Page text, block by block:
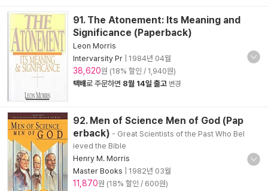
91. The Atonement: Its Meaning and
Significance (Paperback)
Leon Morris
Intervarsity Pr
1984년 04월
38,620원 (18% 할인 / 1,940원)
택배로 주문하면 8월 14일 출고 변경
92. Men of Science Men of God (Pap
erback) - Great Scientists of the Past Who Bel
ieved the Bible
Henry M. Morris
Master Books
1982년 03월
11,870원 (18% 할인 / 600원)